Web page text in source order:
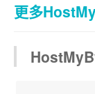
更多